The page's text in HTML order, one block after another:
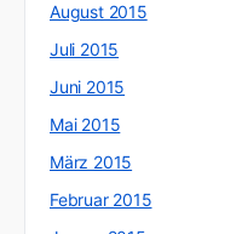
August 2015
Juli 2015
Juni 2015
Mai 2015
März 2015
Februar 2015